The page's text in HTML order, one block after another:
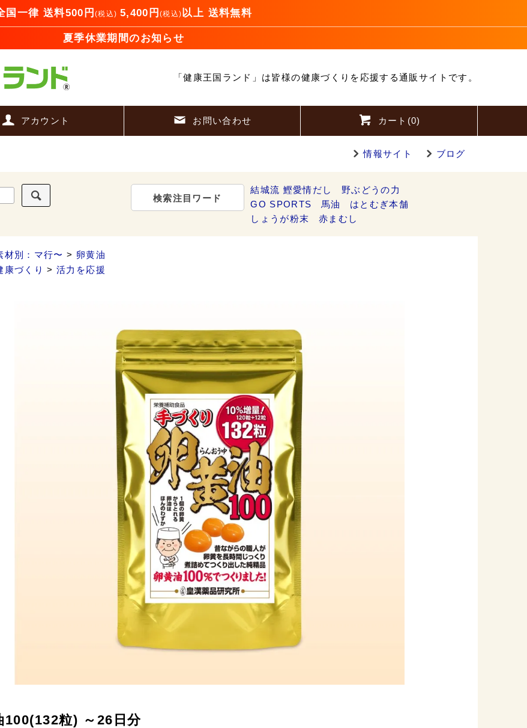
国一律 送料500円 (税込) 5,400円 (税込)以上 送料無料
夏季休業期間のお知らせ
「健康王国ランド」は皆様の健康づくりを応援する通販サイトです。
アカウント お問い合わせ カート(0)
情報サイト ブログ
検索注目ワード
結城流 鰹愛情だし
野ぶどうの力
GO SPORTS
馬油
はとむぎ本舗
しょうが粉末
赤まむし
材別：マ行〜 > 卵黄油
康づくり >活力を応援
100(132粒) ～26日分